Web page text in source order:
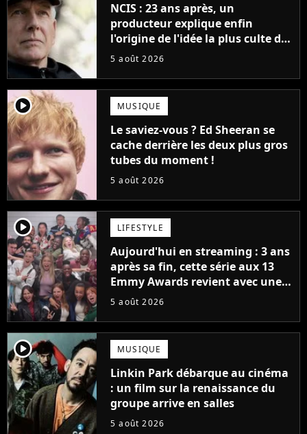
NCIS : 23 ans après, un
producteur explique enfin
l'origine de l'idée la plus culte de
la série (et on ne parle pas du
5 août 2026
player2 MUSIQUE
Le saviez-vous ? Ed Sheeran se
cache derrière les deux plus gros
tubes du moment !
5 août 2026
player2 LIFESTYLE
Aujourd'hui en streaming : 3 ans
après sa fin, cette série aux 13
Emmy Awards revient avec une
suite... totalement différente
5 août 2026
player2 MUSIQUE
Linkin Park débarque au cinéma
: un film sur la renaissance du
groupe arrive en salles
5 août 2026